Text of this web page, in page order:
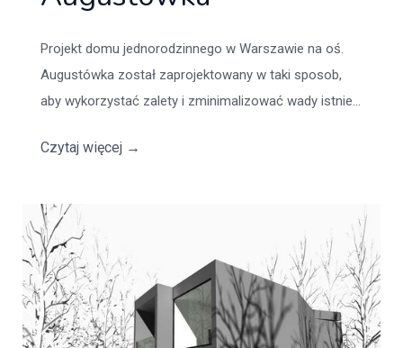
Projekt domu jednorodzinnego w Warszawie na oś.
Augustówka został zaprojektowany w taki sposob,
aby wykorzystać zalety i zminimalizować wady istnie...
Czytaj więcej →